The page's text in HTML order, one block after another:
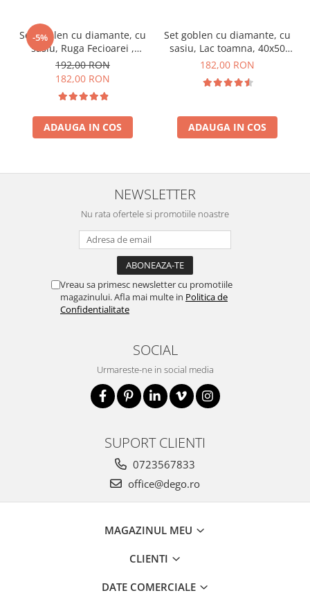
-5%
Set goblen cu diamante, cu
sasiu, Ruga Fecioarei ,
40x50 cm
192,00 RON
182,00 RON
ADAUGA IN COS
Set goblen cu diamante, cu
sasiu, Lac toamna, 40x50
cm
182,00 RON
ADAUGA IN COS
NEWSLETTER
Nu rata ofertele si promotiile noastre
Vreau sa primesc newsletter cu promotiile
magazinului. Afla mai multe in Politica de
Confidentialitate
SOCIAL
Urmareste-ne in social media
SUPORT CLIENTI
0723567833
office@dego.ro
MAGAZINUL MEU
CLIENTI
DATE COMERCIALE